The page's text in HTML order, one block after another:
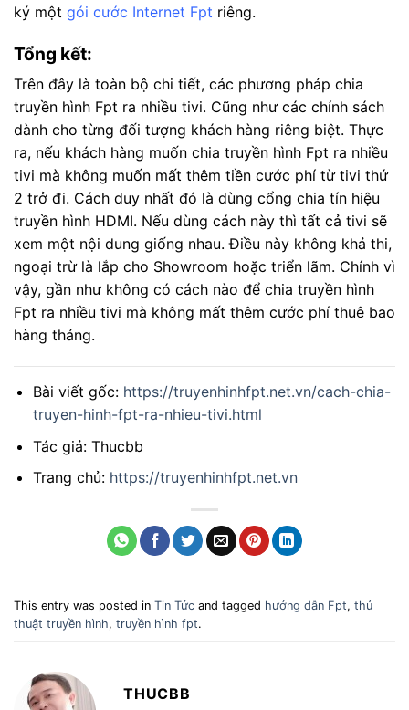
ký một gói cước Internet Fpt riêng.
Tổng kết:
Trên đây là toàn bộ chi tiết, các phương pháp chia
truyền hình Fpt ra nhiều tivi. Cũng như các chính sách
dành cho từng đối tượng khách hàng riêng biệt. Thực
ra, nếu khách hàng muốn chia truyền hình Fpt ra nhiều
tivi mà không muốn mất thêm tiền cước phí từ tivi thứ
2 trở đi. Cách duy nhất đó là dùng cổng chia tín hiệu
truyền hình HDMI. Nếu dùng cách này thì tất cả tivi sẽ
xem một nội dung giống nhau. Điều này không khả thi,
ngoại trừ là lắp cho Showroom hoặc triển lãm. Chính vì
vậy, gần như không có cách nào để chia truyền hình
Fpt ra nhiều tivi mà không mất thêm cước phí thuê bao
hàng tháng.
Bài viết gốc: https://truyenhinhfpt.net.vn/cach-chia-
truyen-hinh-fpt-ra-nhieu-tivi.html
Tác giả: Thucbb
Trang chủ: https://truyenhinhfpt.net.vn
This entry was posted in Tin Tức and tagged hướng dẫn Fpt, thủ
thuật truyền hình, truyền hình fpt.
THUCBB